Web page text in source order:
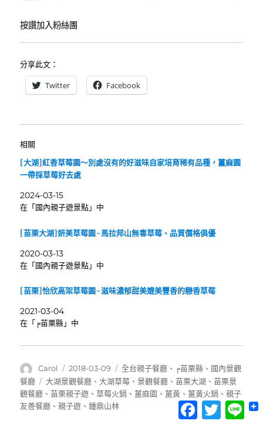
按讚加入粉絲團
分享此文：
Twitter Facebook
相關
[大湖]紅香草莓園～別處沒有的好滋味自家培育稀有品種，薑麻園
一帶採草莓好去處
2024-03-15
在「國內親子遊景點」中
[苗栗大湖]妍美草莓園~馬拉邦山無毒草莓、品質價格俱優
2020-03-13
在「國內親子遊景點」中
[苗栗]怡欣高架草莓園~滋味濃郁甜美媲美豐香的戀香草莓
2021-03-04
在「╒苗栗縣」中
作
者
Carol
發
佈
日
期:
2018-03-09
分
類
全台親子餐廳 、 ╒苗栗縣 、 國內景觀
餐廳
標
籤
大湖景觀餐廳 、大湖草莓 、景觀餐廳 、苗栗大湖 、苗栗景
觀餐廳 、苗栗親子遊 、草莓火鍋 、薑麻園 、薑黃 、薑黃火鍋 、親子
友善餐廳 、親子遊 、鍾鼎山林 Facebook
Twitter